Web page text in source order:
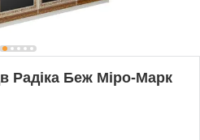
Радіка Беж Міро-Марк